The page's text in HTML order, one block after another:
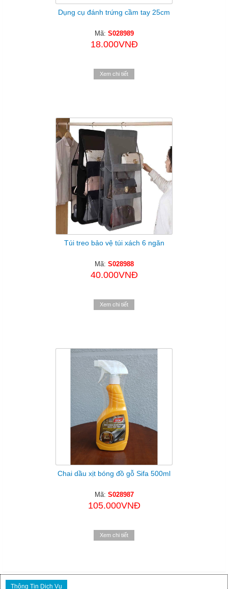
Dụng cụ đánh trứng cầm tay 25cm
Mã: S028989
18.000VNĐ
Xem chi tiết
Túi treo bảo vệ túi xách 6 ngăn
Mã: S028988
40.000VNĐ
Xem chi tiết
Chai dầu xịt bóng đồ gỗ Sifa 500ml
Mã: S028987
105.000VNĐ
Xem chi tiết
Thông Tin Dịch Vụ